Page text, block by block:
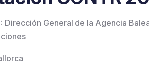
: Dirección General de la Agencia